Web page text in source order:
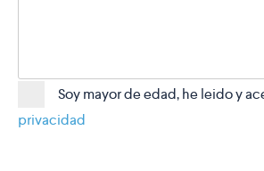
Soy mayor de edad, he leido y
privacidad